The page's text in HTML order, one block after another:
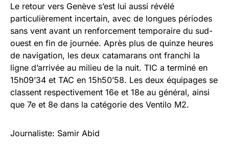
Le retour vers Genève s’est lui aussi révélé
particulièrement incertain, avec de longues périodes
sans vent avant un renforcement temporaire du sud-
ouest en fin de journée. Après plus de quinze heures
de navigation, les deux catamarans ont franchi la
ligne d’arrivée au milieu de la nuit. TIC a terminé en
15h09’34 et TAC en 15h50’58. Les deux équipages se
classent respectivement 16e et 18e au général, ainsi
que 7e et 8e dans la catégorie des Ventilo M2.
Journaliste: Samir Abid